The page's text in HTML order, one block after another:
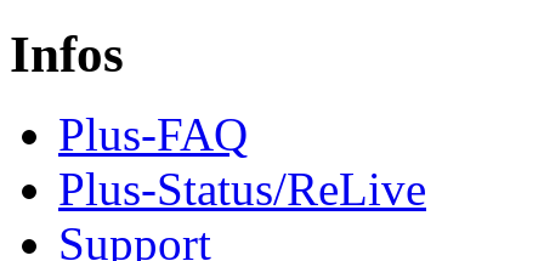
Infos
Plus-FAQ
Plus-Status/ReLive
Support